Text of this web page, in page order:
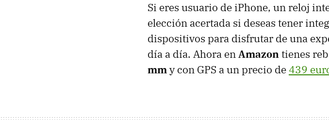
Si eres usuario de iPhone, un reloj
elección acertada si deseas tener
dispositivos para disfrutar de una
día a día. Ahora enAmazon tienes
mmy con GPS a un precio de439